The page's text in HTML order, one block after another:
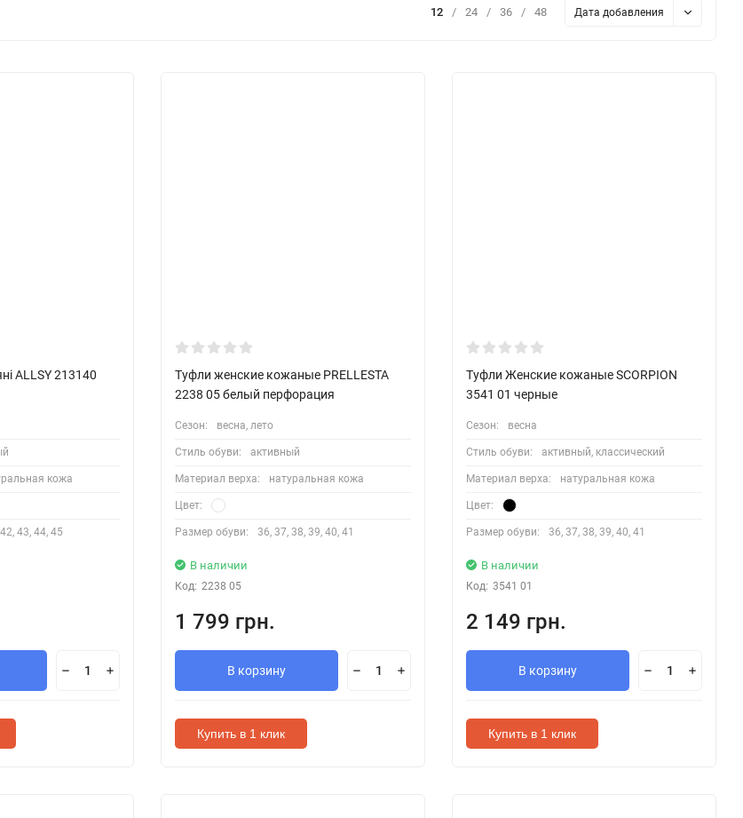
12 / 24 / 36 / 48 Дата добавления
ALLSY 213140
кожа
43, 44, 45
Туфли женские кожаные PRELLESTA
2238 05 белый перфорация
Сезон: весна, лето
Стиль обуви: активный
Материал верха: натуральная кожа
Цвет:
Размер обуви: 36, 37, 38, 39, 40, 41
В наличии
Код: 2238 05
1 799 грн.
В корзину
Купить в 1 клик
Туфли Женские кожаные SCORPION
3541 01 черные
Сезон: весна
Стиль обуви: активный, классический
Материал верха: натуральная кожа
Цвет:
Размер обуви: 36, 37, 38, 39, 40, 41
В наличии
Код: 3541 01
2 149 грн.
В корзину
Купить в 1 клик